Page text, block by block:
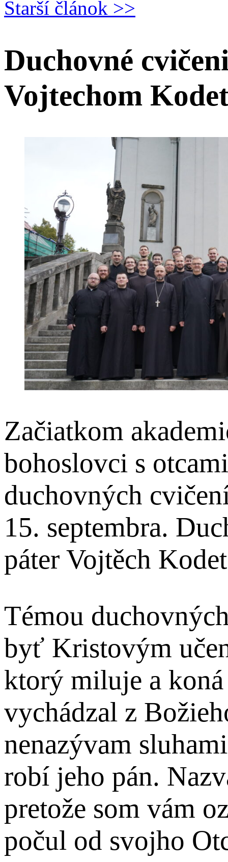
Starší článok >>
Duchovné
Vojtechom
Začiatkom
bohoslovci s
duchovných
15. septembra.
páter Vojtěch
Témou
byť Kristovým
ktorý miluje a
vychádzal z
nenazývam
robí jeho pán.
pretože som vám
počul od svojho